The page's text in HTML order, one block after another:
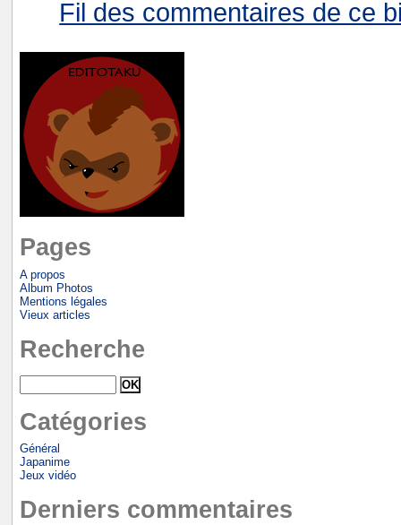
Fil des commentaires de ce
Pages
A propos
Album Photos
Mentions légales
Vieux articles
Recherche
Catégories
Général
Japanime
Jeux vidéo
Derniers commentaires